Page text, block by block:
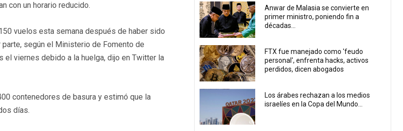
con un horario reducido.
vuelos esta semana después de haber sido
según el Ministerio de Fomento de
el viernes debido a la huelga, dijo en Twitter la
contenedores de basura y estimó que la
días.
Anwar de Malasia se convierte en
primer ministro, poniendo fin a
décadas...
FTX fue manejado como 'feudo
personal', enfrenta hacks, activos
perdidos, dicen abogados
Los árabes rechazan a los medios
israelíes en la Copa del Mundo...